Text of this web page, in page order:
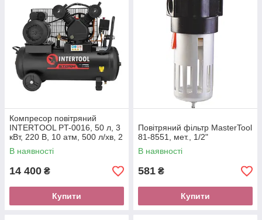
Компресор повітряний
INTERTOOL PT-0016, 50 л, 3
кВт, 220 В, 10 атм, 500 л/хв, 2
циліндра
В наявності
14 400 ₴
Купити
Повітряний фільтр MasterTool
81-8551, мет., 1/2"
В наявності
581 ₴
Купити